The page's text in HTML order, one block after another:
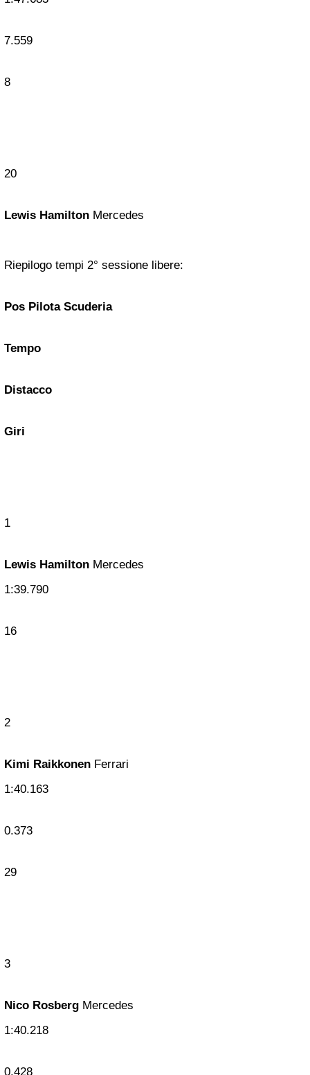
7.559
8
20
Lewis Hamilton Mercedes
Riepilogo tempi 2° sessione libere:
Pos Pilota Scuderia
Tempo
Distacco
Giri
1
Lewis Hamilton Mercedes
1:39.790
16
2
Kimi Raikkonen Ferrari
1:40.163
0.373
29
3
Nico Rosberg Mercedes
1:40.218
0.428